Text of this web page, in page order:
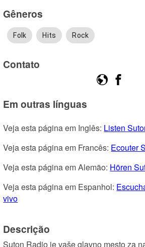
Gêneros
Folk Hits Rock
Contato
Em outras línguas
Veja esta página em Inglês: Listen
Veja esta página em Francês: Ecouter
Veja esta página em Alemão: Hören
Veja esta página em Espanhol:
vivo
Descrição
Suton Radio je vaše glavno mesto za